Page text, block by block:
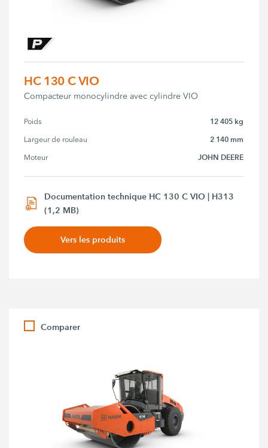
HC 130 C VIO
Compacteur monocylindre avec cylindre VIO
Poids 12 405 kg
Largeur de rouleau 2 140 mm
Moteur JOHN DEERE
Documentation technique HC 130 C VIO | H313
(1,2 MB)
Vers les produits
Comparer